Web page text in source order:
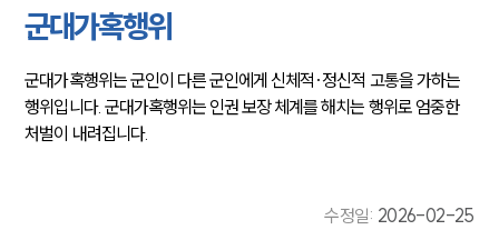
군대가혹행위
군대가혹행위는 군인이 다른 군인에게 신체적·정신적 고통을 가하는
행위입니다. 군대가혹행위는 인권 보장 체계를 해치는 행위로 엄중한
처벌이 내려집니다.
수정일: 2026-02-25